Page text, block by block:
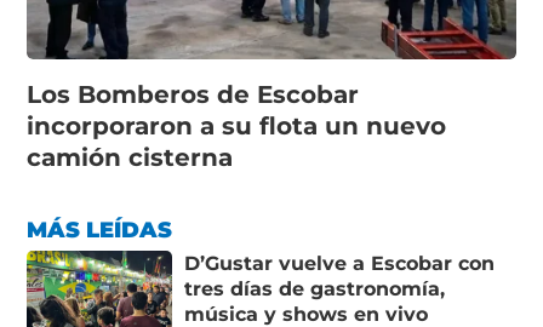
Los Bomberos de Escobar
incorporaron a su flota un nuevo
camión cisterna
MÁS LEÍDAS
D’Gustar vuelve a Escobar con
tres días de gastronomía,
música y shows en vivo